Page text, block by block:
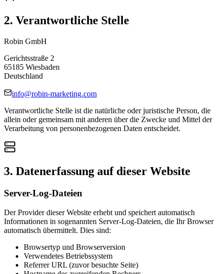
2. Verantwortliche Stelle
Robin GmbH
Gerichtsstraße 2
65185 Wiesbaden
Deutschland
info@robin-marketing.com
Verantwortliche Stelle ist die natürliche oder juristische Person, die
allein oder gemeinsam mit anderen über die Zwecke und Mittel der
Verarbeitung von personenbezogenen Daten entscheidet.
3. Datenerfassung auf dieser Website
Server-Log-Dateien
Der Provider dieser Website erhebt und speichert automatisch
Informationen in sogenannten Server-Log-Dateien, die Ihr Browser
automatisch übermittelt. Dies sind:
Browsertyp und Browserversion
Verwendetes Betriebssystem
Referrer URL (zuvor besuchte Seite)